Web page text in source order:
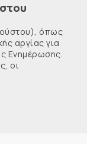
όπως
αργίας για
Ενημέρωσης.
οι